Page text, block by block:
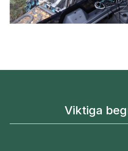
Viktiga